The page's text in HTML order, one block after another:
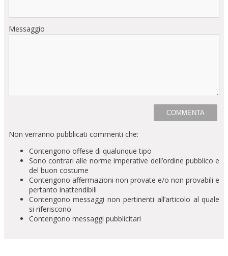
Messaggio
Non verranno pubblicati commenti che:
Contengono offese di qualunque tipo
Sono contrari alle norme imperative dell’ordine pubblico e
del buon costume
Contengono affermazioni non provate e/o non provabili e
pertanto inattendibili
Contengono messaggi non pertinenti all’articolo al quale
si riferiscono
Contengono messaggi pubblicitari